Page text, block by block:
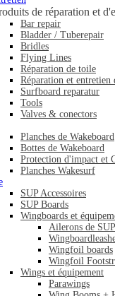
de réparation et
Bar repair
Bladder / Tuberepair
Bridles
Flying Lines
Réparation de toile
Réparation et entretien
Surfboard reparatur
Tools
Valves & conectors
Planches de Wakeboard
Bottes de Wakeboard
Protection d'impact et
Planches Wakesurf
SUP Accessoires
SUP Boards
Wingboards et
Ailerons de
Wingfoil boards
Wingfoil
Wings et équipement
Parawings